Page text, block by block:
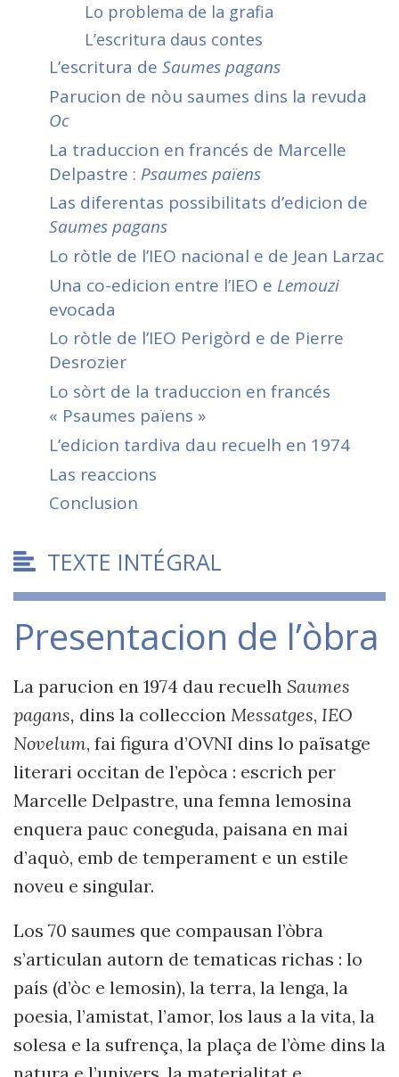
Lo problema de la grafia
L’escritura daus contes
L’escritura de Saumes pagans
Parucion de nòu saumes dins la revuda
Oc
La traduccion en francés de Marcelle
Delpastre : Psaumes païens
Las diferentas possibilitats d’edicion de
Saumes pagans
Lo ròtle de l’IEO nacional e de Jean Larzac
Una co-edicion entre l’IEO e Lemouzi
evocada
Lo ròtle de l’IEO Perigòrd e de Pierre
Desrozier
Lo sòrt de la traduccion en francés
« Psaumes païens »
L’edicion tardiva dau recuelh en 1974
Las reaccions
Conclusion
TEXTE INTÉGRAL
Presentacion de l’òbra
La parucion en 1974 dau recuelh Saumes
pagans, dins la colleccion Messatges, IEO
Novelum, fai figura d’OVNI dins lo païsatge
literari occitan de l’epòca : escrich per
Marcelle Delpastre, una femna lemosina
enquera pauc coneguda, paisana en mai
d’aquò, emb de temperament e un estile
noveu e singular.
Los 70 saumes que compausan l’òbra
s’articulan autorn de tematicas richas : lo
país (d’òc e lemosin), la terra, la lenga, la
poesia, l’amistat, l’amor, los laus a la vita, la
solesa e la sufrença, la plaça de l’òme dins la